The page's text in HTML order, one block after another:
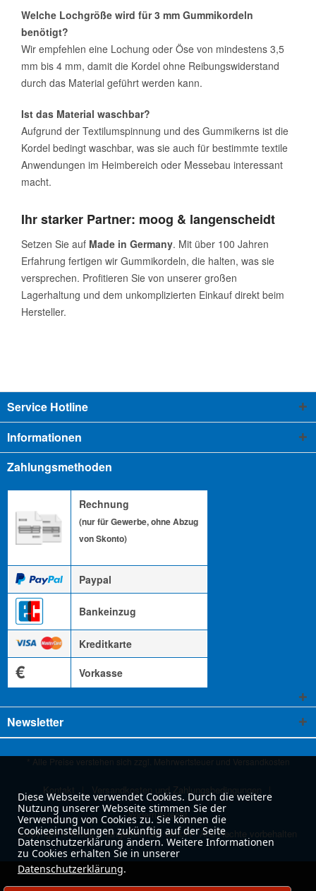
Welche Lochgröße wird für 3 mm Gummikordeln
benötigt?
Wir empfehlen eine Lochung oder Öse von mindestens 3,5
mm bis 4 mm, damit die Kordel ohne Reibungswiderstand
durch das Material geführt werden kann.
Ist das Material waschbar?
Aufgrund der Textilumspinnung und des Gummikerns ist die
Kordel bedingt waschbar, was sie auch für bestimmte textile
Anwendungen im Heimbereich oder Messebau interessant
macht.
Ihr starker Partner: moog & langenscheidt
Setzen Sie auf Made in Germany. Mit über 100 Jahren
Erfahrung fertigen wir Gummikordeln, die halten, was sie
versprechen. Profitieren Sie von unserer großen
Lagerhaltung und dem unkomplizierten Einkauf direkt beim
Hersteller.
Service Hotline
Informationen
Zahlungsmethoden
Rechnung
(nur für Gewerbe, ohne Abzug
von Skonto)
Paypal
Bankeinzug
Kreditkarte
€ Vorkasse
Newsletter
* Alle Preise verstehen sich zzgl. Mehrwertsteuer und Versandkosten
Kontakt
Versandkosten und Zahlungsbedingungen
Widerrufsrecht
Copyright © moog & langenscheidt GmbH - Alle Rechte vorbehalten
Diese Webseite verwendet Cookies. Durch die weitere
Nutzung unserer Webseite stimmen Sie der
Verwendung von Cookies zu. Sie können die
Cookieeinstellungen zukünftig auf der Seite
Datenschutzerklärung ändern. Weitere Informationen
zu Cookies erhalten Sie in unserer
Datenschutzerklärung.